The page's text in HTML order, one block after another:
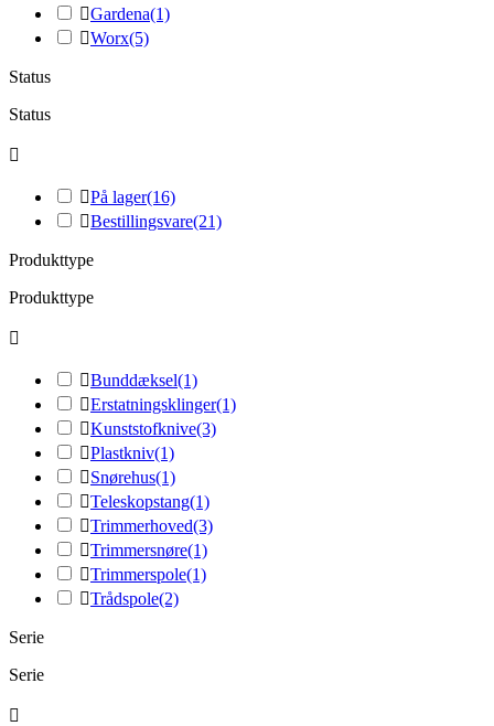
Gardena(1)
Worx(5)
Status
Status

På lager(16)
Bestillingsvare(21)
Produkttype
Produkttype

Bunddæksel(1)
Erstatningsklinger(1)
Kunststofknive(3)
Plastkniv(1)
Snørehus(1)
Teleskopstang(1)
Trimmerhoved(3)
Trimmersnøre(1)
Trimmerspole(1)
Trådspole(2)
Serie
Serie
